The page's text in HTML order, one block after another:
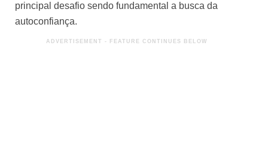
principal desafio sendo fundamental a busca da
autoconfiança.